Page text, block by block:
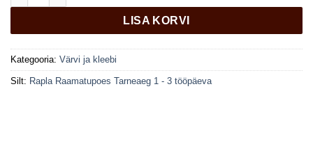
LISA KORVI
Kategooria: Värvi ja kleebi
Silt: Rapla Raamatupoes Tarneaeg 1 - 3 tööpäeva